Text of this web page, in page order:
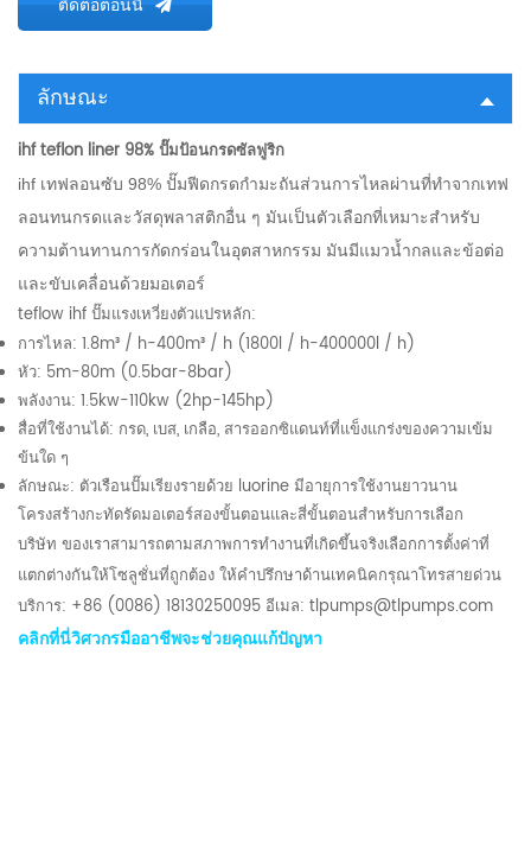
ลักษณะ
ihf teflon liner 98% ปั๊มป้อนกรดซัลฟูริก
ihf เทฟลอนซับ 98% ปั๊มฟีดกรดกำมะถันส่วนการไหลผ่านที่ทำจากเทฟ
ลอนทนกรดและวัสดุพลาสติกอื่น ๆ มันเป็นตัวเลือกที่เหมาะสำหรับ
ความต้านทานการกัดกร่อนในอุตสาหกรรม มันมีแมวน้ำกลและข้อต่อ
และขับเคลื่อนด้วยมอเตอร์
teflow ihf ปั๊มแรงเหวี่ยงตัวแปรหลัก:
การไหล: 1.8m³ / h-400m³ / h (1800l / h-400000l / h)
หัว: 5m-80m (0.5bar-8bar)
พลังงาน: 1.5kw-110kw (2hp-145hp)
สื่อที่ใช้งานได้: กรด, เบส, เกลือ, สารออกซิแดนท์ที่แข็งแกร่งของความเข้ม
ข้นใด ๆ
ลักษณะ: ตัวเรือนปั๊มเรียงรายด้วย luorine มีอายุการใช้งานยาวนาน
โครงสร้างกะทัดรัดมอเตอร์สองขั้นตอนและสี่ขั้นตอนสำหรับการเลือก
บริษัท ของเราสามารถตามสภาพการทำงานที่เกิดขึ้นจริงเลือกการตั้งค่าที่
แตกต่างกันให้โซลูชั่นที่ถูกต้อง ให้คำปรึกษาด้านเทคนิคกรุณาโทรสายด่วน
บริการ: +86 (0086) 18130250095 อีเมล: tlpumps@tlpumps.com
คลิกที่นี่วิศวกรมืออาชีพจะช่วยคุณแก้ปัญหา